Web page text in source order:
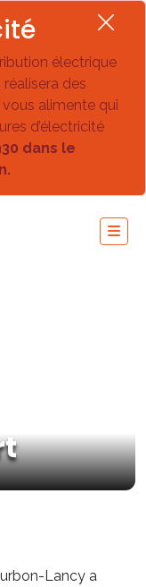
électrique
des
alimente qui
d’électricité
dans le
Lancy a